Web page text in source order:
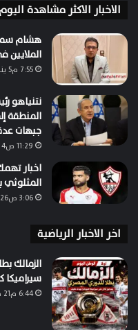
الاخبار الاكثر مشاهدة
هشام
الملايين
7:55 م5 يناير، 2024
نتنياهو
المنطقة
جبهات
11:29 ص4 سبتمبر، 2024
اخبار
المثلوثي بـ 5 آلاف جنيه بعد
3:06 ص26 يونيو، 2023
اخر الاخبار الرياضية
الزمالك
سيراميكا
6:44 م21 مايو، 2026